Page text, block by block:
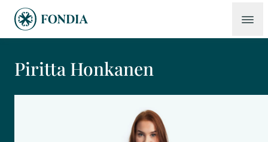
Piritta Honkanen